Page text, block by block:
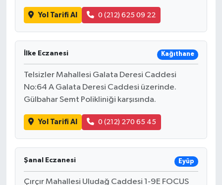
Yol Tarifi Al 0 (212) 625 09 22
İlke Eczanesi Kağıthane
Telsizler Mahallesi Galata Deresi Caddesi
No:64 A Galata Deresi Caddesi üzerinde.
Gülbahar Semt Polikliniği karşısında.
Yol Tarifi Al 0 (212) 270 65 45
Şanal Eczanesi Eyüp
Çırçır Mahallesi Uludağ Caddesi 1-9E FOCUS
YARIŞMALAR
TANITIM